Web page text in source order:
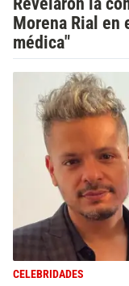
Morena Rial en
médica"
CELEBRIDADES